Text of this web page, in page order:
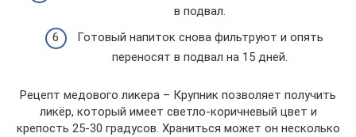
в подвал.
Готовый напиток снова фильтруют и опять
переносят в подвал на 15 дней.
Рецепт медового ликера – Крупник позволяет получить
ликёр, который имеет светло-коричневый цвет и
крепость 25-30 градусов. Храниться может он несколько